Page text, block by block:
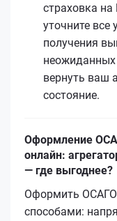
страховка
уточните все
получения
неожиданных
вернуть ваш
состояние.
Оформление
онлайн:
— где выгоднее?
Оформить
способами: